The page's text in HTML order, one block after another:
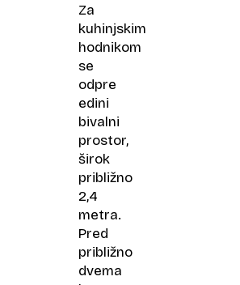
Za
kuhinjskim
hodnikom
se
odpre
edini
bivalni
prostor,
širok
približno
2,4
metra.
Pred
približno
dvema